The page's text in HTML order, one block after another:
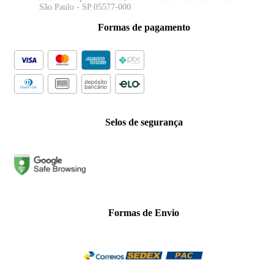
São Paulo - SP 05577-000
Formas de pagamento
Selos de segurança
Formas de Envio